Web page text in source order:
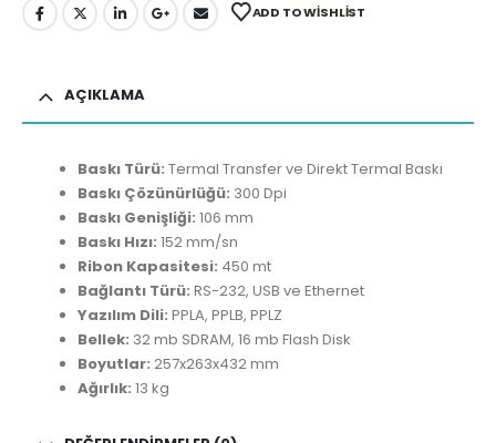
ADD TO WISHLIST
AÇIKLAMA
Baskı Türü: Termal Transfer ve Direkt Termal Baskı
Baskı Çözünürlüğü: 300 Dpi
Baskı Genişliği: 106 mm
Baskı Hızı: 152 mm/sn
Ribon Kapasitesi: 450 mt
Bağlantı Türü: RS-232, USB ve Ethernet
Yazılım Dili: PPLA, PPLB, PPLZ
Bellek: 32 mb SDRAM, 16 mb Flash Disk
Boyutlar: 257x263x432 mm
Ağırlık: 13 kg